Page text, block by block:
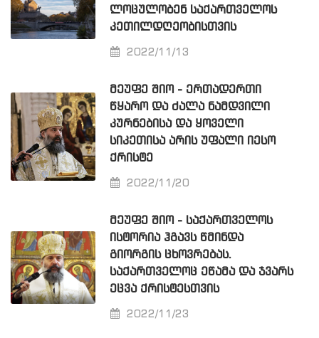
ᲚᲝᲪᲣᲚᲝᲑᲔᲜ ᲡᲐᲥᲐᲠᲗᲕᲔᲚᲝᲡ
ᲙᲔᲗᲘᲚᲓᲦᲔᲝᲑᲘᲡᲗᲕᲘᲡ
2022/11/13
ᲛᲔᲣᲤᲔ ᲨᲘᲝ - ᲔᲠᲗᲐᲓᲔᲠᲗᲘ
ᲬᲧᲐᲠᲝ ᲓᲐ ᲫᲐᲚᲐ ᲜᲐᲛᲓᲕᲘᲚᲘ
ᲙᲣᲠᲜᲔᲑᲘᲡᲐ ᲓᲐ ᲧᲝᲕᲔᲚᲘ
ᲡᲘᲙᲔᲗᲘᲡᲐ ᲐᲠᲘᲡ ᲣᲤᲐᲚᲘ ᲘᲔᲡᲝ
ᲥᲠᲘᲡᲢᲔ
2022/11/20
ᲛᲔᲣᲤᲔ ᲨᲘᲝ - ᲡᲐᲥᲐᲠᲗᲕᲔᲚᲝᲡ
ᲘᲡᲢᲝᲠᲘᲐ ᲰᲒᲐᲕᲡ ᲬᲛᲘᲜᲓᲐ
ᲒᲘᲝᲠᲒᲘᲡ ᲪᲮᲝᲕᲠᲔᲑᲐᲡ.
ᲡᲐᲥᲐᲠᲗᲕᲔᲚᲝᲪ ᲔᲬᲐᲛᲐ ᲓᲐ ᲯᲕᲐᲠᲡ
ᲔᲪᲕᲐ ᲥᲠᲘᲡᲢᲔᲡᲗᲕᲘᲡ
2022/11/23